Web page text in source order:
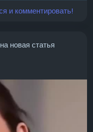
и комментировать!
новая статья